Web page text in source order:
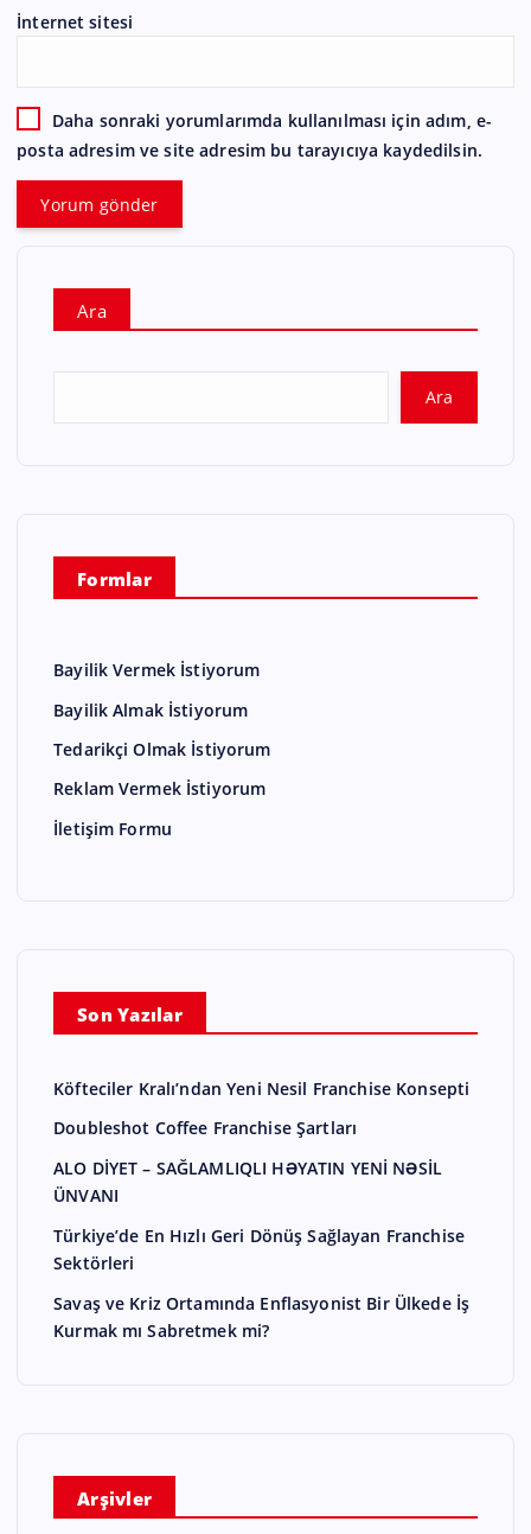
İnternet sitesi
Daha sonraki yorumlarımda kullanılması için adım, e-
posta adresim ve site adresim bu tarayıcıya kaydedilsin.
Ara
Ara
Formlar
Bayilik Vermek İstiyorum
Bayilik Almak İstiyorum
Tedarikçi Olmak İstiyorum
Reklam Vermek İstiyorum
İletişim Formu
Son Yazılar
Köfteciler Kralı’ndan Yeni Nesil Franchise Konsepti
Doubleshot Coffee Franchise Şartları
ALO DİYET – SAĞLAMLIQLI HƏYATIN YENİ NƏSİL
ÜNVANI
Türkiye’de En Hızlı Geri Dönüş Sağlayan Franchise
Sektörleri
Savaş ve Kriz Ortamında Enflasyonist Bir Ülkede İş
Kurmak mı Sabretmek mi?
Arşivler